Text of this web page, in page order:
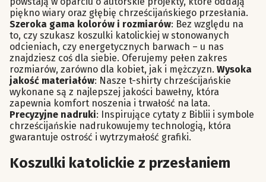
piękno wiary oraz głębię chrześcijańskiego przesłania.
Szeroka gama kolorów i rozmiarów: Bez względu na
to, czy szukasz koszulki katolickiej w stonowanych
odcieniach, czy energetycznych barwach – u nas
znajdziesz coś dla siebie. Oferujemy pełen zakres
rozmiarów, zarówno dla kobiet, jak i mężczyzn. Wysoka
jakość materiałów: Nasze t-shirty chrześcijańskie
wykonane są z najlepszej jakości bawełny, która
zapewnia komfort noszenia i trwałość na lata.
Precyzyjne nadruki: Inspirujące cytaty z Biblii i symbole
chrześcijańskie nadrukowujemy technologią, która
gwarantuje ostrość i wytrzymałość grafiki.
Koszulki katolickie z przesłaniem